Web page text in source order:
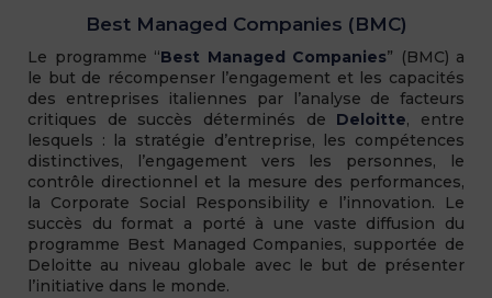
Best Managed Companies (BMC)
Le programme “Best Managed Companies” (BMC) a
le but de récompenser l’engagement et les capacités
des entreprises italiennes par l’analyse de facteurs
critiques de succès déterminés de Deloitte, entre
lesquels : la stratégie d’entreprise, les compétences
distinctives, l’engagement vers les personnes, le
contrôle directionnel et la mesure des performances,
la Corporate Social Responsibility e l’innovation. Le
succès du format a porté à une vaste diffusion du
programme Best Managed Companies, supportée de
Deloitte au niveau globale avec le but de présenter
l’initiative dans le monde.